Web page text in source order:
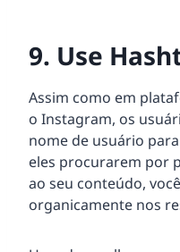
9. Use
Assim como em
o Instagram, os
nome de usuário
eles procurarem por
ao seu conteúdo,
organicamente nos